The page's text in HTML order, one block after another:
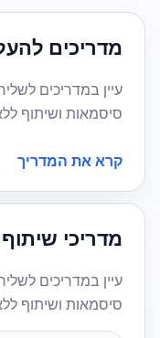
מדריכים
עיין במדריכים
סיסמאות ושיתוף
קרא את המדריך
מדריכי
עיין במדריכים
סיסמאות ושיתוף